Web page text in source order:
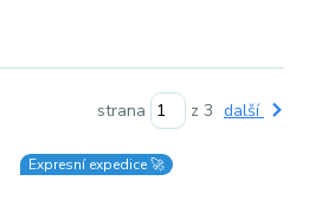
strana z 3 další
Expresní expedice 🚀